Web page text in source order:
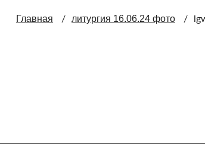
Главная литургия 16.06.24 фото